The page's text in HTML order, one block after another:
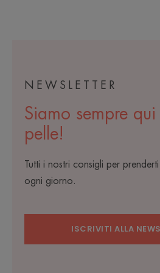
NEWSLETTER
Siamo sempre
pelle!
Tutti i nostri consigli per
ogni giorno.
ISCRIVITI ALLA